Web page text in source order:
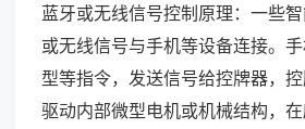
蓝牙或无线信号控制原理：一些
或无线信号与手机等设备连接。
型等指令，发送信号给控牌器，
驱动内部微型电机或机械结构，